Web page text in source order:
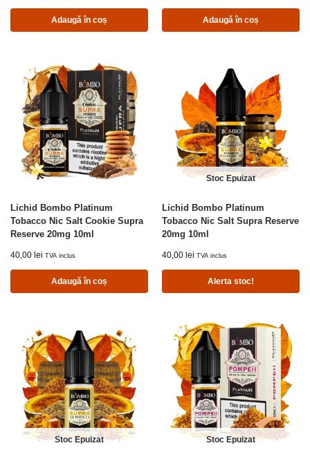
Adaugă în coș Adaugă în coș
Lichid Bombo Platinum
Tobacco Nic Salt Cookie Supra
Reserve 20mg 10ml
40,00 lei TVA inclus
Adaugă în coș
Stoc Epuizat
Lichid Bombo Platinum
Tobacco Nic Salt Supra Reserve
20mg 10ml
40,00 lei TVA inclus
Alerta stoc!
Stoc Epuizat Stoc Epuizat